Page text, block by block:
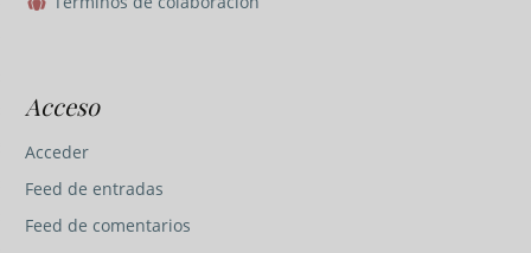
Acceso
Acceder
Feed de entradas
Feed de comentarios